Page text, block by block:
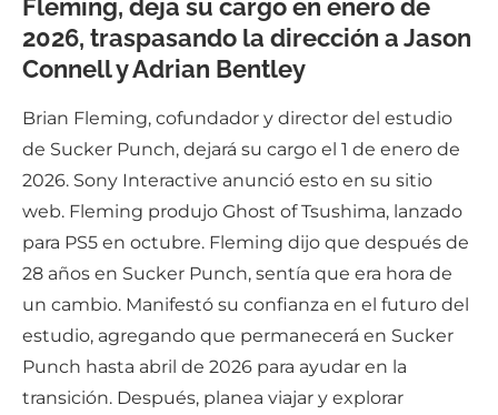
Fleming, deja su cargo en enero de
2026, traspasando la dirección a Jason
Connell y Adrian Bentley
Brian Fleming, cofundador y director del estudio
de Sucker Punch, dejará su cargo el 1 de enero de
2026. Sony Interactive anunció esto en su sitio
web. Fleming produjo Ghost of Tsushima, lanzado
para PS5 en octubre. Fleming dijo que después de
28 años en Sucker Punch, sentía que era hora de
un cambio. Manifestó su confianza en el futuro del
estudio, agregando que permanecerá en Sucker
Punch hasta abril de 2026 para ayudar en la
transición. Después, planea viajar y explorar